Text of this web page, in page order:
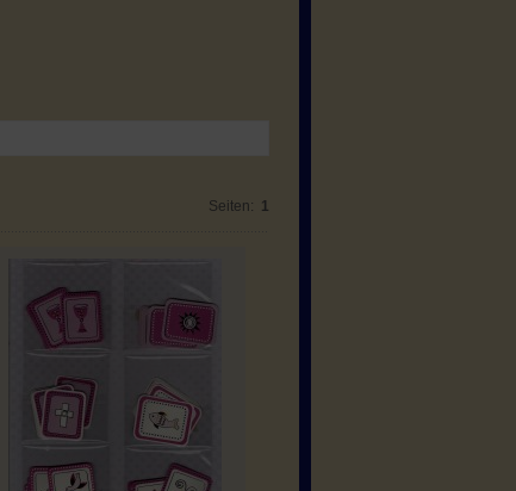
Seiten: 1